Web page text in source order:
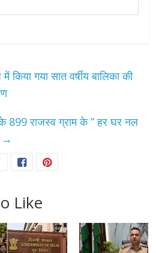
गया सात वर्षीय बालिका की
899 राजस्व ग्राम के ” हर घर नल
→
Like